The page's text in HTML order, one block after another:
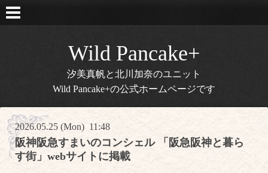
Wild Pancake+
汐美真帆と北川加奈のユニット
Wild Pancake+の公式ホームページです
2026.05.25 (Mon) 11:48
阪神阪急すまいのコンシェル 「阪急阪神と暮ら
す街」webサイトに掲載